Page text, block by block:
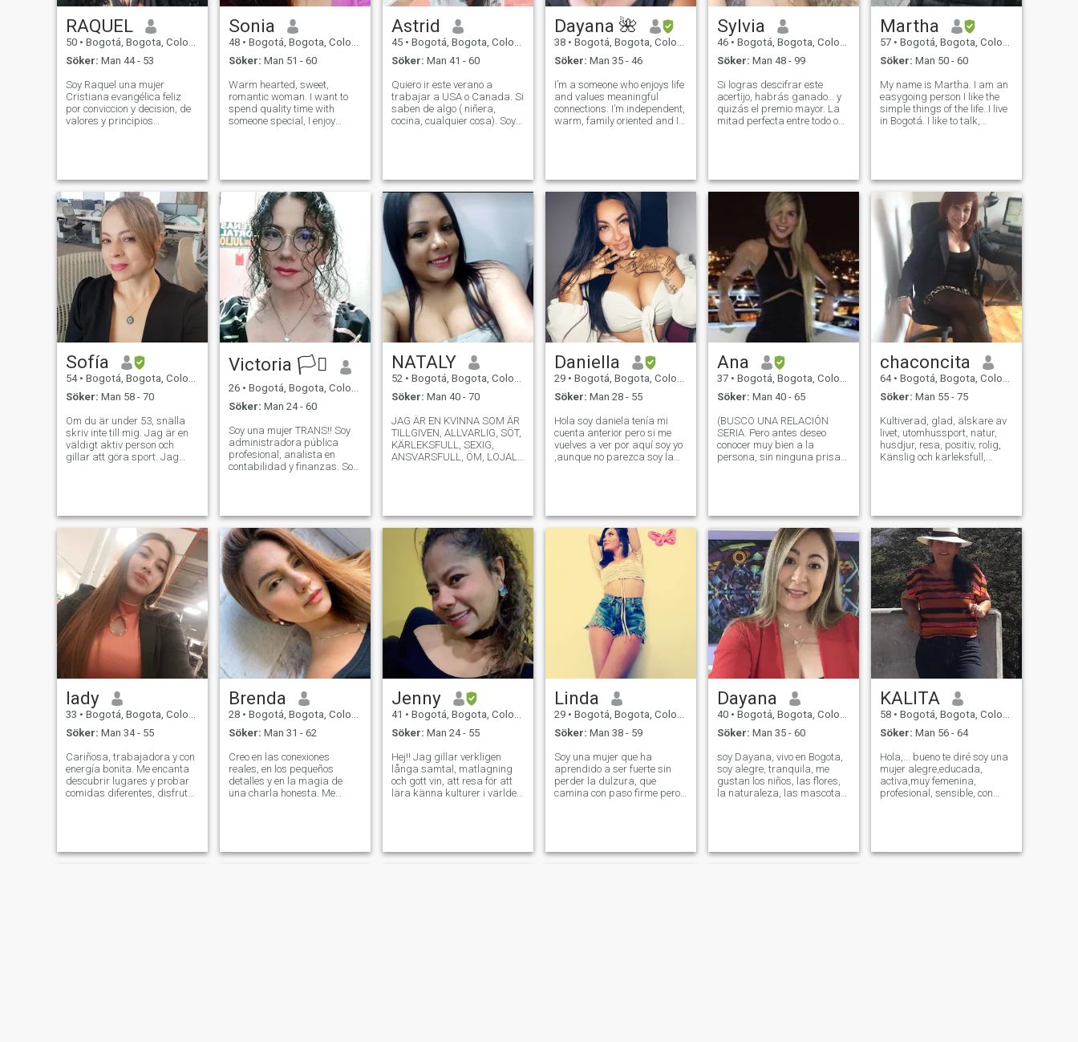
av både äventyr och lata
söndagar, har vi redan en
bra start.
resa när jag vill, jag har
inget hinder
RAQUEL
50 • Bogotá, Bogota, Colombia
Söker: Man 44 - 53
Soy Raquel una mujer
Cristiana evangélica feliz
por conviccion y decision, de
valores y principios
totalmente convencida
agradececida por la vida y lo
que
Sonia
48 • Bogotá, Bogota, Colombia
Söker: Man 51 - 60
Warm hearted, sweet,
romantic woman. I want to
spend quality time with
someone special, I enjoy
gardening. I love to travel, to
admire nat
Astrid
45 • Bogotá, Bogota, Colombia
Söker: Man 41 - 60
Quiero ir este verano a
trabajar a USA o Canada. Si
saben de algo ( niñera,
cocina, cualquier cosa). Soy
actividades al aire libre y
creo en El
Dayana 🌺
38 • Bogotá, Bogota, Colombia
Söker: Man 35 - 46
I’m a someone who enjoys life
and values meaningful
connections. I’m independent,
warm, family oriented and I
other, and building
something genuine.
Sylvia
46 • Bogotá, Bogota, Colombia
Söker: Man 48 - 99
Si logras descifrar este
acertijo, habrás ganado… y
quizás el premio mayor. La
mitad perfecta entre todo o
en el inicio. Eco del anteri
Martha
57 • Bogotá, Bogota, Colombia
Söker: Man 50 - 60
My name is Martha. I am an
easygoing person I like the
simple things of the life..I live
in Bogotá. I like to talk,
dancing, going to the
Sofía
54 • Bogotá, Bogota, Colombia
Söker: Man 58 - 70
Om du är under 53, snälla
skriv inte till mig. Jag är en
väldigt aktiv person och
gillar att göra sport. Jag
promenader i naturen, njuta
av stranden, besöka museer,
upptäcka och prova nya
restauranger, laga mat och
ta hand om de jag älskar.
Jag njuter av de enkla
sakerna i livet. Jag älskar
och respekterar djur och jag
gör frivilligt arbete för att
skydda dem.
Victoria 🏳️‍⚧️
26 • Bogotá, Bogota, Colombia
Söker: Man 24 - 60
Soy una mujer TRANS!! Soy
administradora pública
profesional, analista en
contabilidad y finanzas. Soy
estudiando procesamiento
de datos para modelos de
inteligencia artificial
NATALY
52 • Bogotá, Bogota, Colombia
Söker: Man 40 - 70
JAG ÄR EN KVINNA SOM ÄR
TILLGIVEN, ALLVARLIG, SÖT,
KÄRLEKSFULL, SEXIG,
ANSVARSFULL, ÖM, LOJAL,
INTE KAFFE OCH JAG
SKULLE GÄRNA TRÄFFA
NÅGON SOM JAG KAN
NJUTA AV MÅNGA SAKER
Daniella
29 • Bogotá, Bogota, Colombia
Söker: Man 28 - 55
Hola soy daniela tenía mi
cuenta anterior pero si me
vuelves a ver por aquí soy yo
,aunque no parezca soy la
,genuino, leal y con principios
NO
Ana
37 • Bogotá, Bogota, Colombia
Söker: Man 40 - 65
(BUSCO UNA RELACIÓN
SERIA. Pero antes deseo
conocer muy bien a la
persona, sin ninguna prisa).
PAREJA, COMO UN REY,
ESTO NO SIGNIFICA SER
SIRVIENTA. E
chaconcita
64 • Bogotá, Bogota, Colombia
Söker: Man 55 - 75
Kultiverad, glad, älskare av
livet, utomhussport, natur,
husdjur, resa, positiv, rolig,
Känslig och kärleksfull,
har. I sökandet efter äkta och
verklig kärlek. - Ja, det är
jag. - Det är du.
lady
33 • Bogotá, Bogota, Colombia
Söker: Man 34 - 55
Cariñosa, trabajadora y con
energía bonita. Me encanta
descubrir lugares y probar
comidas diferentes, disfrutar
genuinas. Si tienes buen
Brenda
28 • Bogotá, Bogota, Colombia
Söker: Man 31 - 62
Creo en las conexiones
reales, en los pequeños
detalles y en la magia de
una charla honesta. Me
buen plan al aire libre o una
Jenny
41 • Bogotá, Bogota, Colombia
Söker: Man 24 - 55
Hej!! Jag gillar verkligen
långa samtal, matlagning
och gott vin, att resa för att
lära känna kulturer i världen
gillar långa samtal,
Linda
29 • Bogotá, Bogota, Colombia
Söker: Man 38 - 59
Soy una mujer que ha
aprendido a ser fuerte sin
perder la dulzura, que
camina con paso firme pero
sin dejar de lado mi esencia
Dayana
40 • Bogotá, Bogota, Colombia
Söker: Man 35 - 60
soy Dayana, vivo en Bogota,
soy alegre, tranquila, me
gustan los niños, las flores,
la naturaleza, las mascotas,
gusta divertirme en pareja,
KALITA
58 • Bogotá, Bogota, Colombia
Söker: Man 56 - 64
Hola,... bueno te diré soy una
mujer alegre,educada,
activa,muy femenina,
profesional, sensible, con
Feliz. Adoro hacer deporte, ir